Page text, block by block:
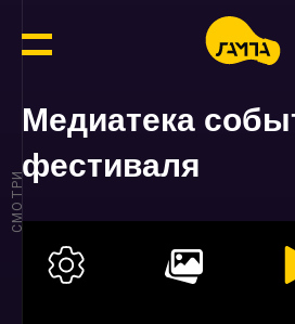
Медиатека
фестиваля
СМОТРИ